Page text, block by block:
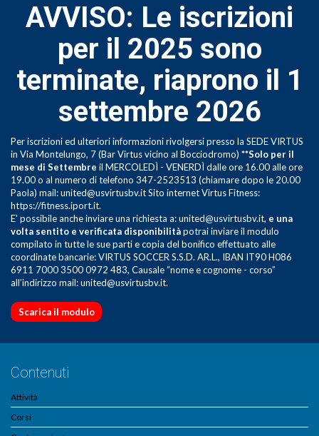
AVVISO: Le iscrizioni
per il 2025 sono
terminate, riaprono il 1
settembre 2026
Per iscrizioni ed ulteriori informazioni rivolgersi presso la SEDE VIRTUS
in Via Montelungo, 7 (Bar Virtus vicino al Bocciodromo) **Solo per il
mese di Settembre il MERCOLEDÌ - VENERDÌ dalle ore 16.00 alle ore
19.00 o al numero di telefono 347-2523513 (chiamare dopo le 20.00
Paola) mail: united@usvirtusbv.it Sito internet Virtus Fitness:
https://fitness.iport.it.
E' possibile anche inviare una richiesta a: united@usvirtusbv.it, e una
volta sentito e verificata disponibilitàpotrai inviare il modulo
compilato in tutte le sue parti e copia del bonifico effettuato alle
coordinate bancarie: VIRTUS SOCCER S.S.D. AR.L., IBAN IT90 H086
6911 7000 3500 0972 483, Causale “nome e cognome - corso”
all’indirizzo mail: united@usvirtusbv.it.
Scarica il modulo
Contenuti
Attività
Corsi